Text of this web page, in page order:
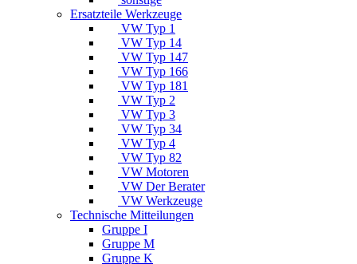
Ersatzteile Werkzeuge
VW Typ 1
VW Typ 14
VW Typ 147
VW Typ 166
VW Typ 181
VW Typ 2
VW Typ 3
VW Typ 34
VW Typ 4
VW Typ 82
VW Motoren
VW Der Berater
VW Werkzeuge
Technische Mitteilungen
Gruppe I
Gruppe M
Gruppe K